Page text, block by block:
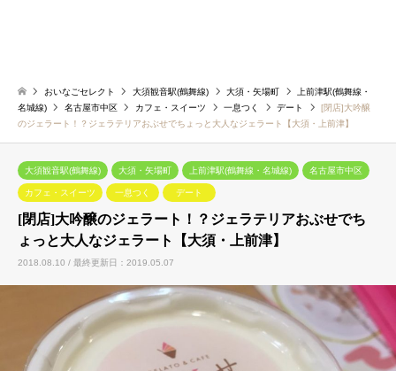
おいなごセレクト 大須観音駅(鶴舞線) 大須・矢場町
上前津駅(鶴舞線・
名城線)
名古屋市中区 カフェ・スイーツ 一息つく デート
[閉店]大吟醸
のジェラート！？ジェラテリアおぶせでちょっと大人なジェラート【大須・上前津】
大須観音駅(鶴舞線) 大須・矢場町 上前津駅(鶴舞線・名城線) 名古屋市中区
カフェ・スイーツ 一息つく デート
[閉店]大吟醸のジェラート！？ジェラテリアおぶせでち
ょっと大人なジェラート【大須・上前津】
2018.08.10 / 最終更新日：2019.05.07